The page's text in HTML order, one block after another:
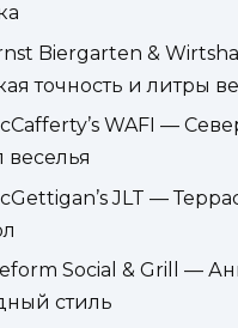
Biergarten &
точность и литры
WAFI —
JLT —
Social & Grill —
стиль